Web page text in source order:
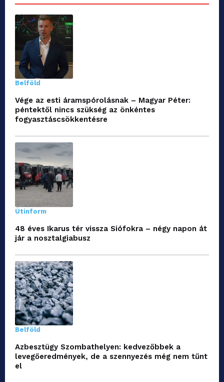
Belföld
Vége az esti áramspórolásnak – Magyar Péter:
péntektől nincs szükség az önkéntes
fogyasztáscsökkentésre
Útinform
48 éves Ikarus tér vissza Siófokra – négy napon át
jár a nosztalgiabusz
Belföld
Azbesztügy Szombathelyen: kedvezőbbek a
levegőeredmények, de a szennyezés még nem tűnt
el